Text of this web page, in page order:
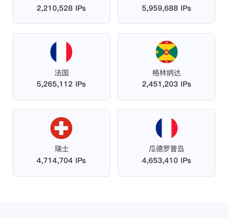
2,210,528 IPs
5,959,688 IPs
法国
5,265,112 IPs
格林纳达
2,451,203 IPs
瑞士
4,714,704 IPs
瓜德罗普岛
4,653,410 IPs